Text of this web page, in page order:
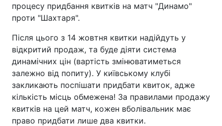
процесу придбання квитків на матч "Динамо"
проти "Шахтаря".
Після цього з 14 жовтня квитки надійдуть у
відкритий продаж, та буде діяти система
динамічних цін (вартість змінюватиметься
залежно від попиту). У київському клубі
закликають поспішати придбати квиток, адже
кількість місць обмежена! За правилами продажу
квитків на цей матч, кожен вболівальник має
право придбати лише два квитки.